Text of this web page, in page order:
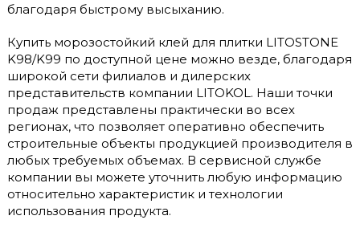
благодаря быстрому высыханию.
Купить морозостойкий клей для плитки LITOSTONE
K98/K99 по доступной цене можно везде, благодаря
широкой сети филиалов и дилерских
представительств компании LITOKOL. Наши точки
продаж представлены практически во всех
регионах, что позволяет оперативно обеспечить
строительные объекты продукцией производителя в
любых требуемых объемах. В сервисной службе
компании вы можете уточнить любую информацию
относительно характеристик и технологии
использования продукта.